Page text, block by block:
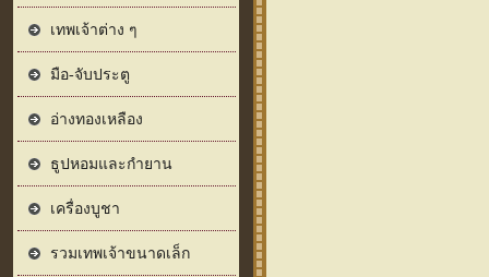
เทพเจ้าต่าง ๆ
มือ-จับประตู
อ่างทองเหลือง
ธูปหอมและกำยาน
เครื่องบูชา
รวมเทพเจ้าขนาดเล็ก